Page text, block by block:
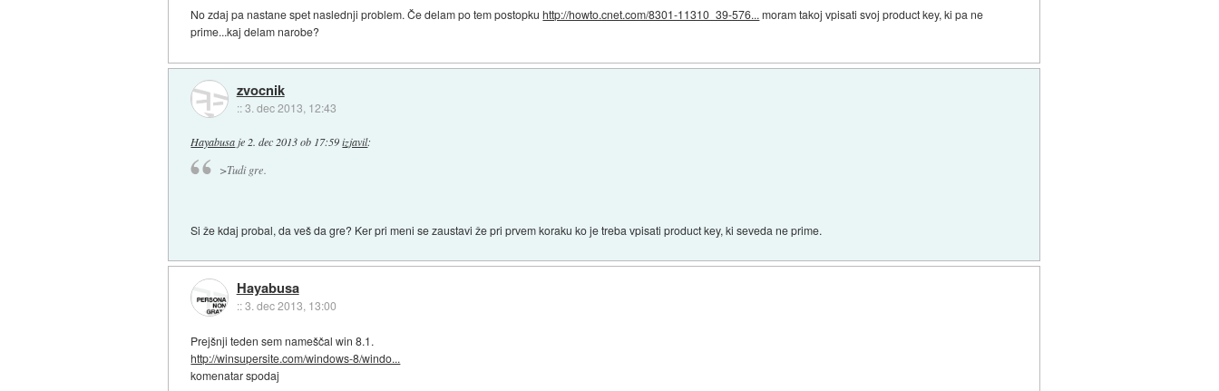
No zdaj pa nastane spet naslednji problem. Če delam po tem postopkuhttp://howto.cnet.com/8301-11310_39-576... moram takoj vpisati svoj product key, ki pa ne
prime...kaj delam narobe?
zvocnik
::3. dec 2013, 12:43
Hayabusaje2. dec 2013 ob 17:59 izjavil:
>Tudi gre.
Si že kdaj probal, da veš da gre? Ker pri meni se zaustavi že pri prvem koraku ko je treba vpisati product key, ki seveda ne prime.
Hayabusa
::3. dec 2013, 13:00
Prejšnji teden sem nameščal win 8.1.
http://winsupersite.com/windows-8/windo...
komenatar spodaj